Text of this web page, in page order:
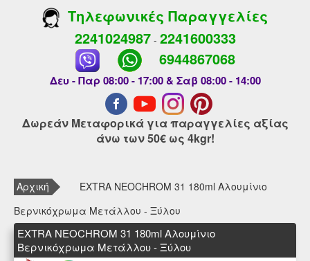
Τηλεφωνικές Παραγγελίες
2241024987- 2241600333
6944867068
Δευ - Παρ 08:00 - 17:00 & Σαβ 08:00 - 14:00
Δωρεάν Μεταφορικά για παραγγελίες αξίας
άνω των 50€ ως 4kgr!
Αρχική
EXTRA NEOCHROM 31 180ml Αλουμίνιο
Βερνικόχρωμα Μετάλλου - Ξύλου
EXTRA NEOCHROM 31 180ml Αλουμίνιο
Βερνικόχρωμα Μετάλλου - Ξύλου